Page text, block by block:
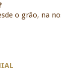
o grão, na